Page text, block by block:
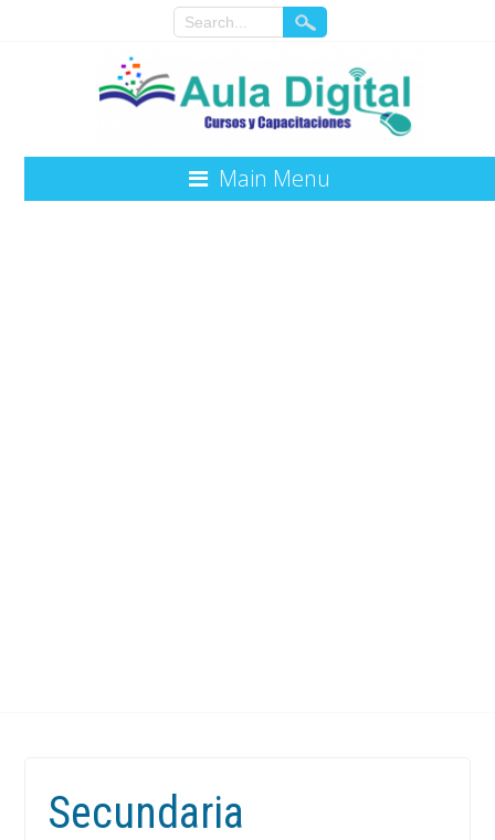
Main Menu
Secundaria